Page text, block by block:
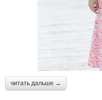
читать дальше →